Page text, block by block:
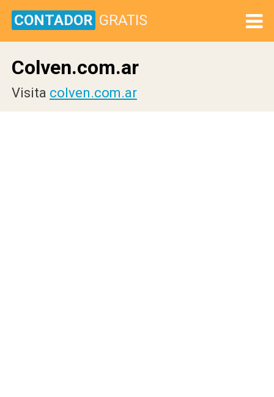
CONTADOR GRATIS
Colven.com.ar
Visita colven.com.ar